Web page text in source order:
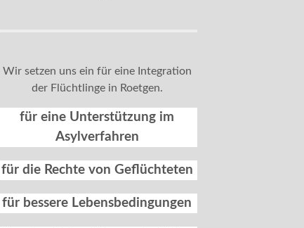
Wir setzen uns ein für eine Integration
der Flüchtlinge in Roetgen.
für eine Unterstützung im
Asylverfahren
für die Rechte von Geflüchteten
für bessere Lebensbedingungen